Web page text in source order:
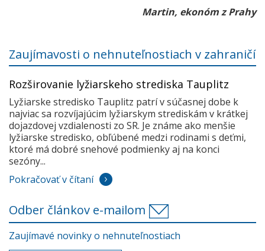
Martin, ekonóm z Prahy
Zaujímavosti o nehnuteľnostiach v zahraničí
Rozširovanie lyžiarskeho strediska Tauplitz
Lyžiarske stredisko Tauplitz patrí v súčasnej dobe k
najviac sa rozvíjajúcim lyžiarskym strediskám v krátkej
dojazdovej vzdialenosti zo SR. Je známe ako menšie
lyžiarske stredisko, obľúbené medzi rodinami s deťmi,
ktoré má dobré snehové podmienky aj na konci
sezóny...
Pokračovať v čítaní
Odber článkov e-mailom
Zaujímavé novinky o nehnuteľnostiach